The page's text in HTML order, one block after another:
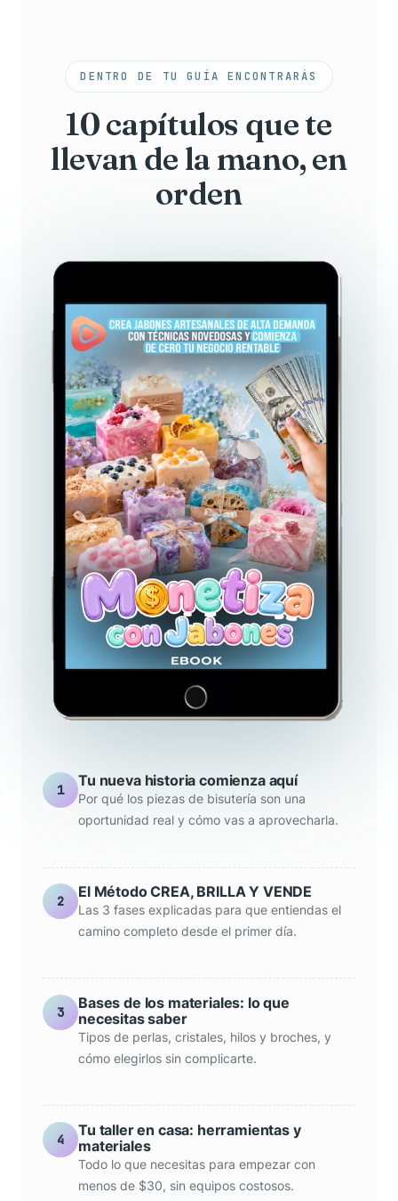
DENTRO DE TU GUÍA ENCONTRARÁS
10 capítulos que te
llevan de la mano, en
orden
1
Tu nueva historia comienza aquí
Por qué los piezas de bisutería son una
oportunidad real y cómo vas a aprovecharla.
2
El Método CREA, BRILLA Y VENDE
Las 3 fases explicadas para que entiendas el
camino completo desde el primer día.
3
Bases de los materiales: lo que
necesitas saber
Tipos de perlas, cristales, hilos y broches, y
cómo elegirlos sin complicarte.
4
Tu taller en casa: herramientas y
materiales
Todo lo que necesitas para empezar con
menos de $30, sin equipos costosos.